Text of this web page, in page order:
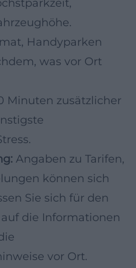
Handyparken
was vor Ort
Minuten zusätzlicher
Angaben zu Tarifen,
können sich
Sie sich für den
die Informationen
vor Ort.